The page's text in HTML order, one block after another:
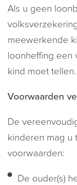
Als u geen
meewerkende
loonheffing een
kind moet tellen.
Voorwaarden
De
kinderen mag u
voorwaarden:
De ouder(s)